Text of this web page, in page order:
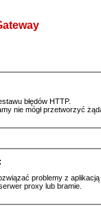
błędów HTTP.
nie mógł przetworzyć
problemy z
proxy lub bramie.